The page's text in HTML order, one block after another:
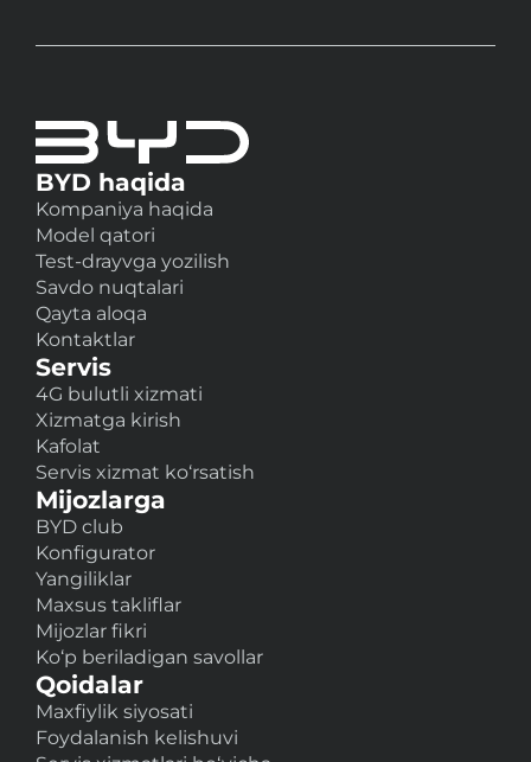
BYD haqida
Kompaniya haqida
Model qatori
Test-drayvga yozilish
Savdo nuqtalari
Qayta aloqa
Kontaktlar
Servis
4G bulutli xizmati
Xizmatga kirish
Kafolat
Servis xizmat ko‘rsatish
Mijozlarga
BYD club
Konfigurator
Yangiliklar
Maxsus takliflar
Mijozlar fikri
Ko‘p beriladigan savollar
Qoidalar
Maxfiylik siyosati
Foydalanish kelishuvi